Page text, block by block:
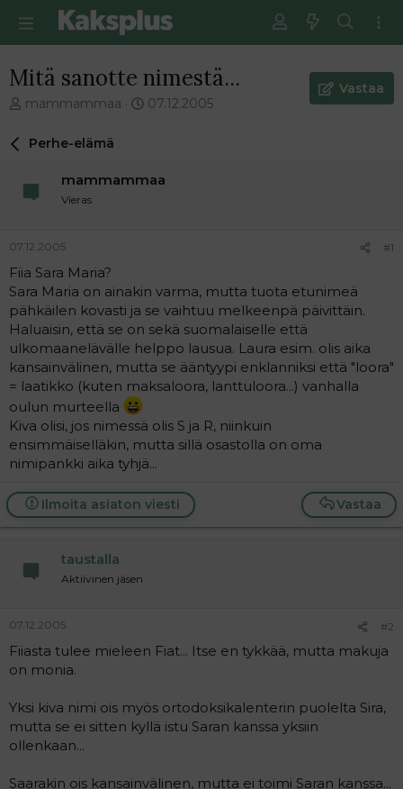
Mitä sanotte nimestä...
V
e
i
t
u
n
a
l
o
t
t
a
j
a
mammammaa
E
m
v
i
e
s
i
07.12.2005
Vastaa
Perhe-elämä
mammammaa
Vieras
07.12.2005 #1
Fiia Sara Maria?
Sara Maria on ainakin varma, mutta tuota etunimeä
pähkäilen kovasti ja se vaihtuu melkeenpä päivittäin.
Haluaisin, että se on sekä suomalaiselle että
ulkomaanelävälle helppo lausua. Laura esim. olis aika
kansainvälinen, mutta se ääntyypi enklanniksi että "loora"
= laatikko (kuten maksaloora, lanttuloora...) vanhalla
oulun murteella
Kiva olisi, jos nimessä olis S ja R, niinkuin
ensimmäiselläkin, mutta sillä osastolla on oma
nimipankki aika tyhjä...
Vastaa
Ilmoita asiaton viesti
taustalla
Aktiivinen jäsen
07.12.2005 #2
Fiiasta tulee mieleen Fiat... Itse en tykkää, mutta makuja
on monia.
Yksi kiva nimi ois myös ortodoksikalenterin puolelta Sira,
mutta se ei sitten kyllä istu Saran kanssa yksiin
ollenkaan...
Saarakin ois kansainvälinen, mutta ei toimi Saran kanssa...